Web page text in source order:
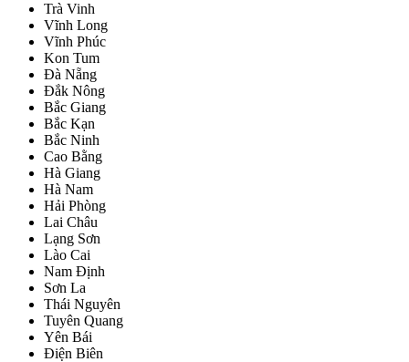
Trà Vinh
Vĩnh Long
Vĩnh Phúc
Kon Tum
Đà Nẵng
Đắk Nông
Bắc Giang
Bắc Kạn
Bắc Ninh
Cao Bằng
Hà Giang
Hà Nam
Hải Phòng
Lai Châu
Lạng Sơn
Lào Cai
Nam Định
Sơn La
Thái Nguyên
Tuyên Quang
Yên Bái
Điện Biên